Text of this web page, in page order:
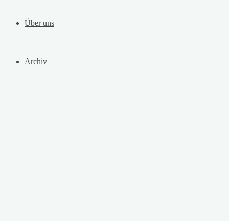
Über uns
Archiv